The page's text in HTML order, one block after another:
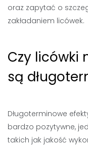
oraz zapytać o
zakładaniem licówek.
Czy licówki
są
Długoterminowe
bardzo pozytywne,
takich jak jakość